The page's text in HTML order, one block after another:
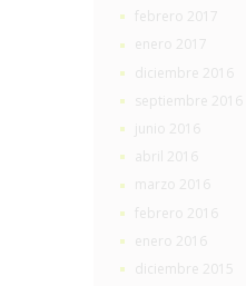
febrero 2017
enero 2017
diciembre 2016
septiembre 2016
junio 2016
abril 2016
marzo 2016
febrero 2016
enero 2016
diciembre 2015